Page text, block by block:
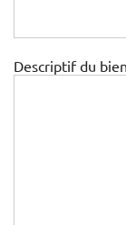
Descriptif du